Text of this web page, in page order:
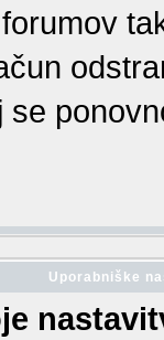
se
Uporabniške